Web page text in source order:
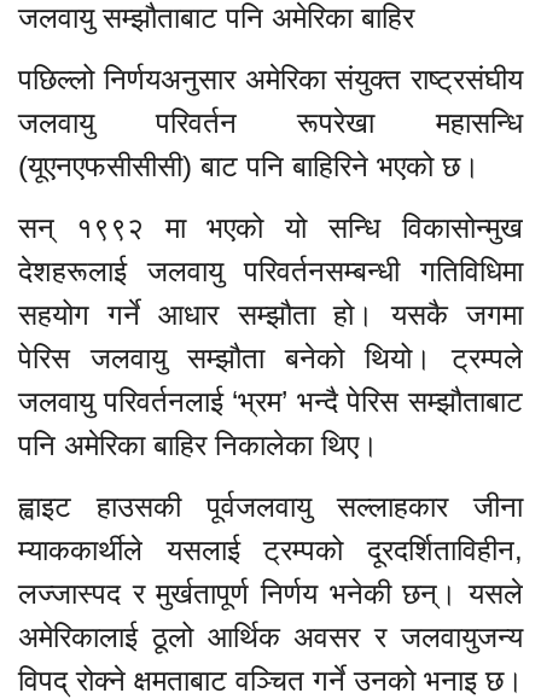
जलवायु सम्झौताबाट पनि अमेरिका बाहिर
पछिल्लो निर्णयअनुसार अमेरिका संयुक्त राष्ट्रसंघीय
जलवायु परिवर्तन रूपरेखा महासन्धि
(यूएनएफसीसीसी) बाट पनि बाहिरिने भएको छ।
सन् १९९२ मा भएको यो सन्धि विकासोन्मुख
देशहरूलाई जलवायु परिवर्तनसम्बन्धी गतिविधिमा
सहयोग गर्ने आधार सम्झौता हो। यसकै जगमा
पेरिस जलवायु सम्झौता बनेको थियो। ट्रम्पले
जलवायु परिवर्तनलाई ‘भ्रम’ भन्दै पेरिस सम्झौताबाट
पनि अमेरिका बाहिर निकालेका थिए।
ह्वाइट हाउसकी पूर्वजलवायु सल्लाहकार जीना
म्याककार्थीले यसलाई ट्रम्पको दूरदर्शिताविहीन,
लज्जास्पद र मुर्खतापूर्ण निर्णय भनेकी छन्। यसले
अमेरिकालाई ठूलो आर्थिक अवसर र जलवायुजन्य
विपद् रोक्ने क्षमताबाट वञ्चित गर्ने उनको भनाइ छ।